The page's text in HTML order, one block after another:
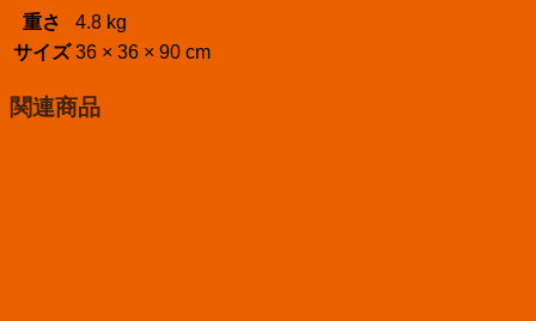
重さ
4.8 kg
サイズ 36 × 36 × 90 cm
関連商品